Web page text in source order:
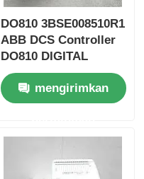
DO810 3BSE008510R1
ABB DCS Controller
DO810 DIGITAL
OUPUT Module
mengirimkan